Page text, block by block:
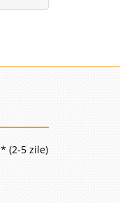
(2-5 zile)